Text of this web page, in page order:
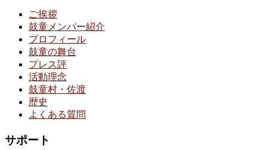
ご挨拶
鼓童メンバー紹介
プロフィール
鼓童の舞台
プレス評
活動理念
鼓童村・佐渡
歴史
よくある質問
サポート